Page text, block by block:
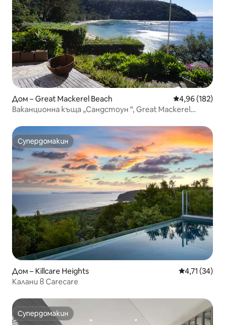
Дом – Great Mackerel Beach Средна
4,96 (182)
Ваканционна къща „Сандстоун “, Great Mackerel
Супердомакин
Супердомакин
Дом – Killcare Heights Средна
4,71 (34)
Калани в Carecare
Супердомакин
Супердомакин